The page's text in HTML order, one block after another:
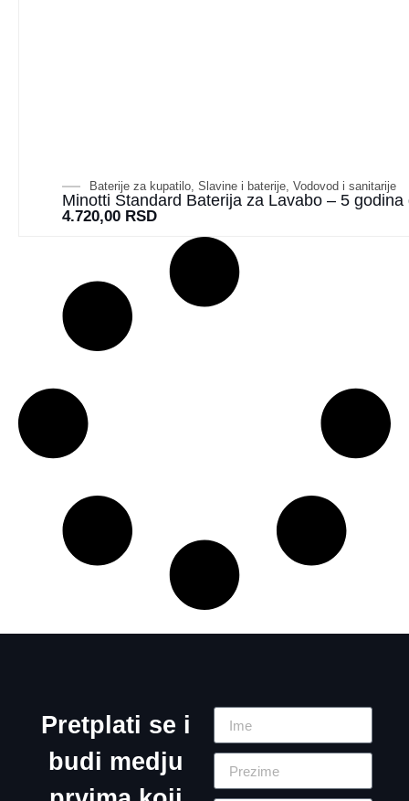
Baterije za kupatilo, Slavine i baterije, Vodovod i sanitarije
Minotti Standard Baterija za Lavabo – 5 godina
4.720,00 RSD
Pretplati se i
budi medju